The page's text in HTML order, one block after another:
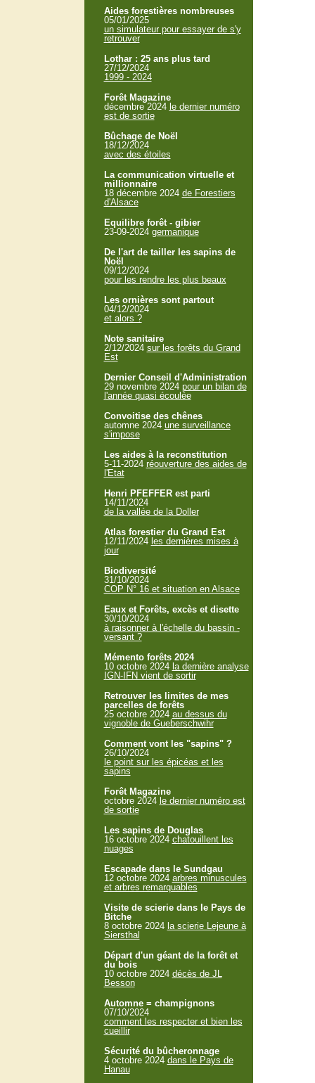
Aides forestières nombreuses
05/01/2025
un simulateur pour essayer de s'y
retrouver
Lothar : 25 ans plus tard
27/12/2024
1999 - 2024
Forêt Magazine
décembre 2024 le dernier numéro
est de sortie
Bûchage de Noël
18/12/2024
avec des étoiles
La communication virtuelle et
millionnaire
18 décembre 2024 de Forestiers
d'Alsace
Equilibre forêt - gibier
23-09-2024 germanique
De l'art de tailler les sapins de
Noël
09/12/2024
pour les rendre les plus beaux
Les ornières sont partout
04/12/2024
et alors ?
Note sanitaire
2/12/2024 sur les forêts du Grand
Est
Dernier Conseil d'Administration
29 novembre 2024 pour un bilan de
l'année quasi écoulée
Convoitise des chênes
automne 2024 une surveillance
s'impose
Les aides à la reconstitution
5-11-2024 réouverture des aides de
l'Etat
Henri PFEFFER est parti
14/11/2024
de la vallée de la Doller
Atlas forestier du Grand Est
12/11/2024 les dernières mises à
jour
Biodiversité
31/10/2024
COP N° 16 et situation en Alsace
Eaux et Forêts, excès et disette
30/10/2024
à raisonner à l'échelle du bassin -
versant ?
Mémento forêts 2024
10 octobre 2024 la dernière analyse
IGN-IFN vient de sortir
Retrouver les limites de mes
parcelles de forêts
25 octobre 2024 au dessus du
vignoble de Gueberschwihr
Comment vont les "sapins" ?
26/10/2024
le point sur les épicéas et les
sapins
Forêt Magazine
octobre 2024 le dernier numéro est
de sortie
Les sapins de Douglas
16 octobre 2024 chatouillent les
nuages
Escapade dans le Sundgau
12 octobre 2024 arbres minuscules
et arbres remarquables
Visite de scierie dans le Pays de
Bitche
8 octobre 2024 la scierie Lejeune à
Siersthal
Départ d'un géant de la forêt et
du bois
10 octobre 2024 décès de JL
Besson
Automne = champignons
07/10/2024
comment les respecter et bien les
cueillir
Sécurité du bûcheronnage
4 octobre 2024 dans le Pays de
Hanau